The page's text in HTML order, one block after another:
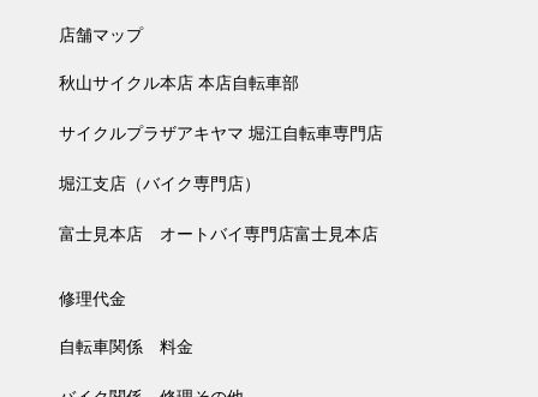
店舗マップ
秋山サイクル本店 本店自転車部
サイクルプラザアキヤマ 堀江自転車専門店
堀江支店（バイク専門店）
富士見本店 オートバイ専門店富士見本店
修理代金
自転車関係 料金